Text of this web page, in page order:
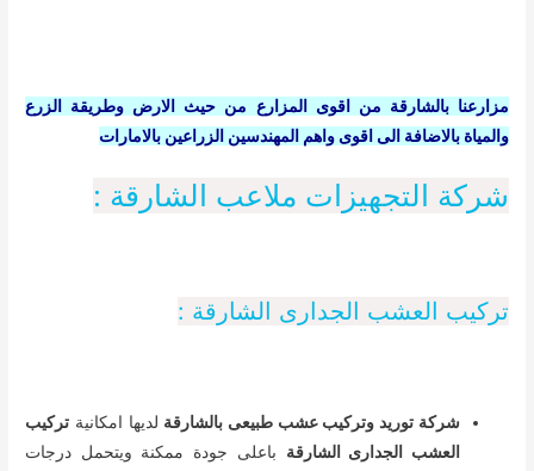
مزارعنا بالشارقة من اقوى المزارع من حيث الارض وطريقة الزرع
والمياة بالاضافة الى اقوى واهم المهندسين الزراعين بالامارات
شركة التجهيزات ملاعب الشارقة :
تركيب العشب الجدارى الشارقة :
شركة توريد وتركيب عشب طبيعى بالشارقة لديها امكانية تركيب
العشب الجدارى الشارقة باعلى جودة ممكنة ويتحمل درجات